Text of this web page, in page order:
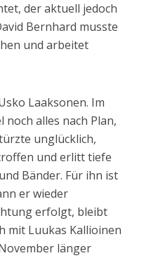
der aktuell jedoch
Bernhard musste
und arbeitet
Laaksonen. Im
alles nach Plan,
unglücklich,
und erlitt tiefe
Bänder. Für ihn ist
er wieder
erfolgt, bleibt
mit Luukas Kallioinen
länger